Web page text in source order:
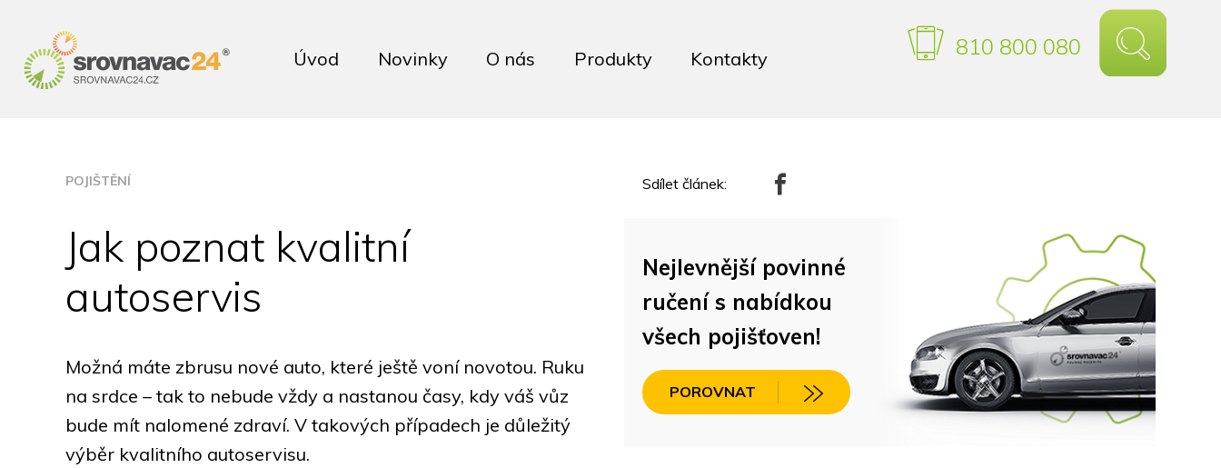
Úvod Novinky O nás Produkty Kontakty 810 800 080
POJIŠTĚNÍ
Jak poznat kvalitní
autoservis
Možná máte zbrusu nové auto, které ještě voní novotou. Ruku
na srdce – tak to nebude vždy a nastanou časy, kdy váš vůz
bude mít nalomené zdraví. V takových případech je důležitý
výběr kvalitního autoservisu.
Sdílet článek:
Nejlevnější povinné
ručení s nabídkou
všech pojišťoven!
POROVNAT